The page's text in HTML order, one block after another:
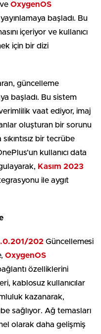
OxygenOS
başladı. Bu
içeriyor ve kullanıcı
için bir dizi
güncelleme
başladı. Bu sistem
vaat ediyor, imaj
oluşturan bir sorunu
bir tecrübe
kullanıcı data
Kasım 2023
ile aygıt
202 Güncellemesi
OxygenOS
özelliklerini
kablosuz kullanıcılar
kazanarak,
sağlıyor. Ağ temasları
olarak daha gelişmiş